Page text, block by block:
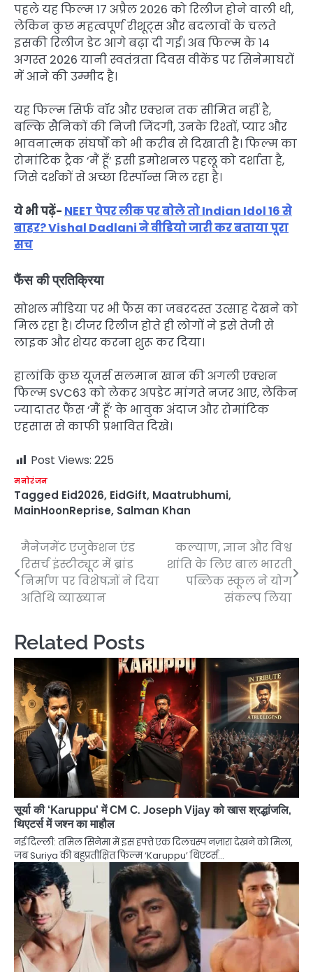
पहले यह फिल्म 17 अप्रैल 2026 को रिलीज होने वाली थी,
लेकिन कुछ महत्वपूर्ण रीशूट्स और बदलावों के चलते
इसकी रिलीज डेट आगे बढ़ा दी गई। अब फिल्म के 14
अगस्त 2026 यानी स्वतंत्रता दिवस वीकेंड पर सिनेमाघरों
में आने की उम्मीद है।
यह फिल्म सिर्फ वॉर और एक्शन तक सीमित नहीं है,
बल्कि सैनिकों की निजी जिंदगी, उनके रिश्तों, प्यार और
भावनात्मक संघर्षों को भी करीब से दिखाती है। फिल्म का
रोमांटिक ट्रैक ‘मैं हूँ’ इसी इमोशनल पहलू को दर्शाता है,
जिसे दर्शकों से अच्छा रिस्पॉन्स मिल रहा है।
ये भी पढ़ें- NEET पेपर लीक पर बोले तो Indian Idol 16 से
बाहर? Vishal Dadlani ने वीडियो जारी कर बताया पूरा
सच
फैंस की प्रतिक्रिया
सोशल मीडिया पर भी फैंस का जबरदस्त उत्साह देखने को
मिल रहा है। टीजर रिलीज होते ही लोगों ने इसे तेजी से
लाइक और शेयर करना शुरू कर दिया।
हालांकि कुछ यूजर्स सलमान खान की अगली एक्शन
फिल्म SVC63 को लेकर अपडेट मांगते नजर आए, लेकिन
ज्यादातर फैंस ‘मैं हूँ’ के भावुक अंदाज और रोमांटिक
एहसास से काफी प्रभावित दिखे।
Post Views: 225
मनोरंजन
Tagged Eid2026, EidGift, Maatrubhumi,
MainHoonReprise, Salman Khan
Post
navigation
मैनेजमेंट एजुकेशन एंड
रिसर्च इंस्टीट्यूट में ब्रांड
निर्माण पर विशेषज्ञों ने दिया
अतिथि व्याख्यान
कल्याण, ज्ञान और विश्व
शांति के लिए बाल भारती
पब्लिक स्कूल ने योग
संकल्प लिया
Related Posts
सूर्या की ‘Karuppu’ में CM C. Joseph Vijay को खास श्रद्धांजलि,
थिएटर्स में जश्न का माहौल
नई दिल्ली: तमिल सिनेमा में इस हफ्ते एक दिलचस्प नज़ारा देखने को मिला,
जब Suriya की बहुप्रतीक्षित फिल्म ‘Karuppu’ थिएटर्स…